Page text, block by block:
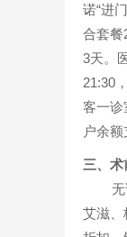
诺“进
合套餐
3天。
21:30
客一诊
户余额
三、
艾滋、